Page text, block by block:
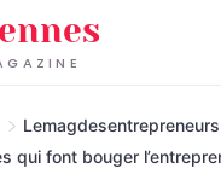
qui font bouger